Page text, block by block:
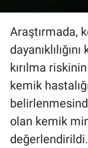
Araştırmada,
kırılma
kemik
olan kemik
değerlendirildi.